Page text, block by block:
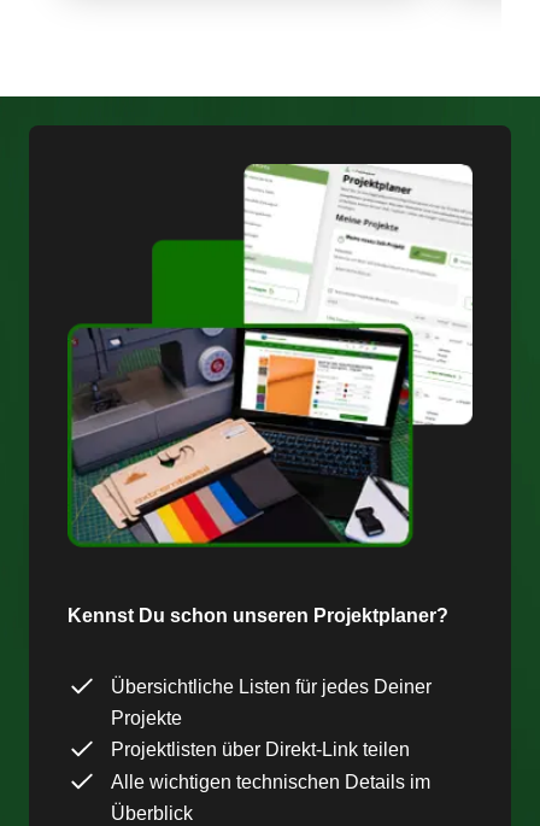
Kennst Du schon unseren Projektplaner?
Übersichtliche Listen für jedes Deiner
Projekte
Projektlisten über Direkt-Link teilen
Alle wichtigen technischen Details im
Überblick